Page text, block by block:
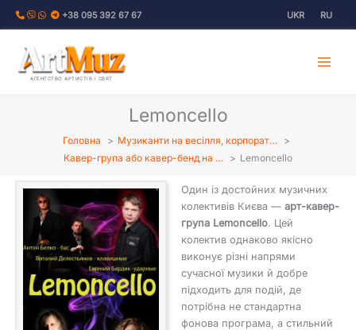
Перейти
+38 095 392 67 67 UKR RU
АГЕНТСТВО АРТИСТІВ І СВЯТ
Lemoncello
Головна
Музиканти на весілля, корпорат…
Кавер-група або кавер-бенд на …
Lemoncello
Один із достойних музичних
колективів Києва —арт-кавер-
група Lemoncello. Цей
колектив однаково якісно
виконує різні напрями
сучасної музики й добре
підходить для подій, де
потрібна не стандартна
фонова програма, а стильний